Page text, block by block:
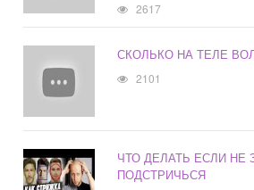
2617
СКОЛЬКО НА ТЕЛЕ
2101
ЧТО ДЕЛАТЬ ЕСЛИ НЕ
ПОДСТРИЧЬСЯ